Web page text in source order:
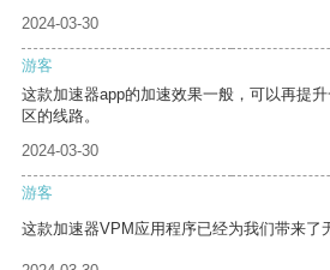
2024-03-30
游客
这款加速器app的加速效果一般，可以再提
区的线路。
2024-03-30
游客
这款加速器VPM应用程序已经为我们带来了